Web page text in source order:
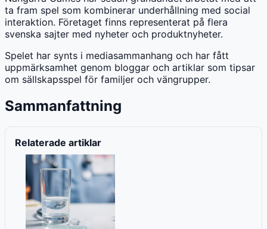
ta fram spel som kombinerar underhållning med social
interaktion. Företaget finns representerat på flera
svenska sajter med nyheter och produktnyheter.
Spelet har synts i mediasammanhang och har fått
uppmärksamhet genom bloggar och artiklar som tipsar
om sällskapsspel för familjer och vängrupper.
Sammanfattning
Relaterade artiklar